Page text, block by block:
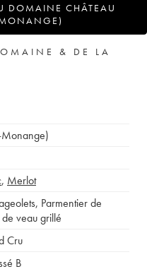
DOMAINE CHÂTEAU
& DE LA
, Merlot
, Parmentier de
veau grillé
Cru
B